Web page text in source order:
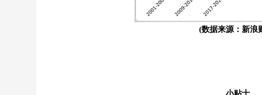
(数据来源：新浪
小贴士